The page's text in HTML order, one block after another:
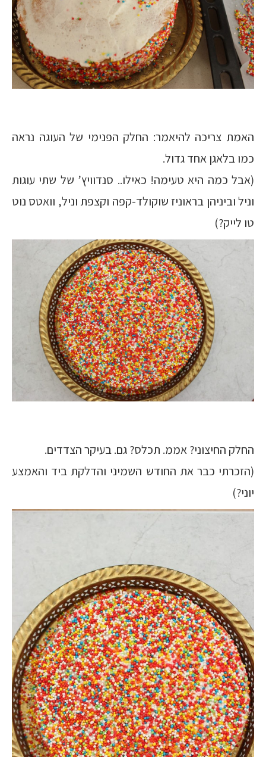
האמת צריכה להיאמר: החלק הפנימי של העוגה נראה
כמו בלאגן אחד גדול.
(אבל כמה היא טעימה! כאילו.. סנדוויץ’ של שתי עוגות
וניל וביניהן בראוניז שוקולד-קפה וקצפת וניל, וואטס נוט
טו לייק?)
החלק החיצוני? אממ. תכלס? גם. בעיקר הצדדים.
(הזכרתי כבר את החודש השמיני והדלקת ביד והאמצע
יוני?)